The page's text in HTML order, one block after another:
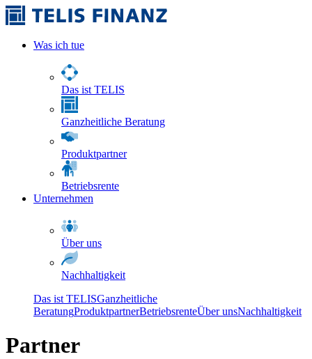
Was ich tue
Das ist TELIS
Ganzheitliche Beratung
Produktpartner
Betriebsrente
Unternehmen
Über uns
Nachhaltigkeit
Das ist TELISGanzheitliche
BeratungProduktpartnerBetriebsrenteÜber unsNachhaltigkeit
Partner